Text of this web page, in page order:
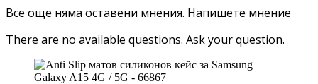
Все още няма оставени мнения. Напишете мнение
There are no available questions. Ask your question.